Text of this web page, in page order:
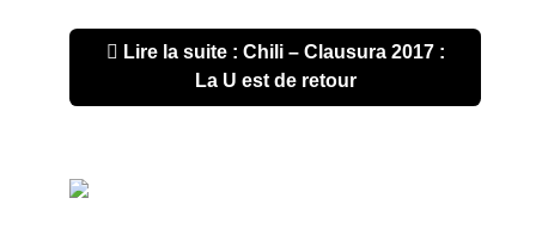
Lire la suite : Chili – Clausura 2017 :
La U est de retour